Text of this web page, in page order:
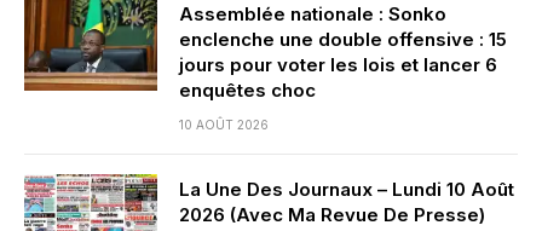
Assemblée nationale : Sonko
enclenche une double offensive : 15
jours pour voter les lois et lancer 6
enquêtes choc
10 AOÛT 2026
La Une Des Journaux – Lundi 10 Août
2026 (Avec Ma Revue De Presse)